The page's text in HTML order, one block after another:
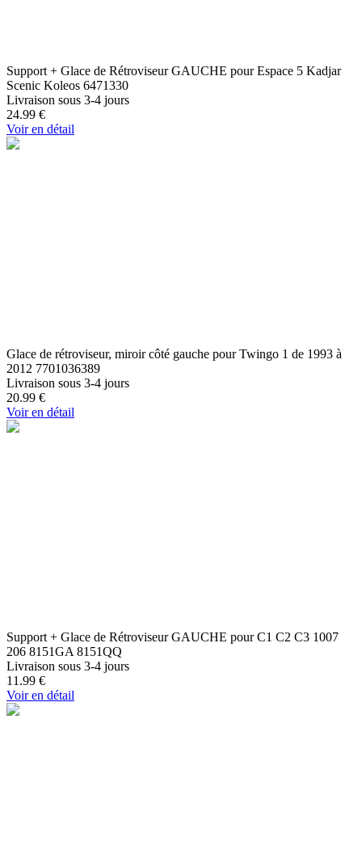
Support + Glace de Rétroviseur GAUCHE pour Espace 5 Kadjar
Scenic Koleos 6471330
Livraison sous 3-4 jours
24.99 €
Voir en détail
Glace de rétroviseur, miroir côté gauche pour Twingo 1 de 1993 à
2012 7701036389
Livraison sous 3-4 jours
20.99 €
Voir en détail
Support + Glace de Rétroviseur GAUCHE pour C1 C2 C3 1007
206 8151GA 8151QQ
Livraison sous 3-4 jours
11.99 €
Voir en détail